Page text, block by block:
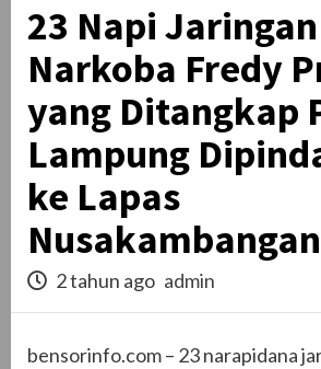
23 Napi Jaringan
Narkoba Fredy
yang Ditangkap
Lampung
ke Lapas
Nusakambangan
2 tahun ago admin
bensorinfo.com – 23 narapidana